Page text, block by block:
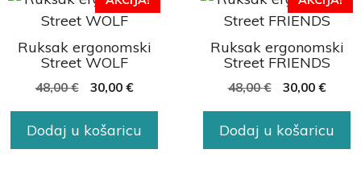
Ruksak ergonomski
Street WOLF
48,00€ 30,00 €
Dodaj u košaricu
Ruksak ergonomski
Street FRIENDS
48,00€ 30,00 €
Dodaj u košaricu